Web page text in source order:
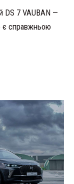
DS 7 VAUBAN —
є справжньою